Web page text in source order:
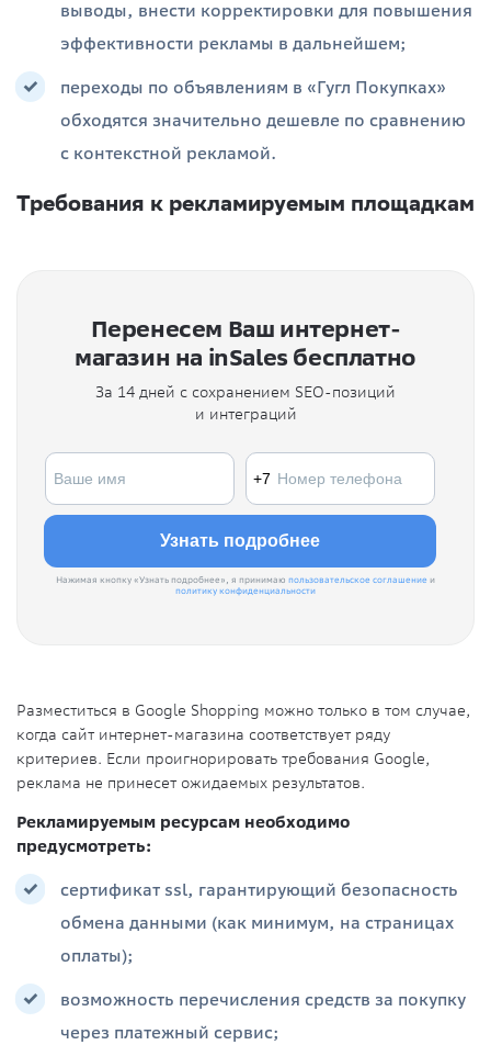
выводы, внести корректировки для повышения
эффективности рекламы в дальнейшем;
переходы по объявлениям в «Гугл Покупках»
обходятся значительно дешевле по сравнению
с контекстной рекламой.
Требования к рекламируемым площадкам
Перенесем Ваш интернет-
магазин на inSales бесплатно
За 14 дней с сохранением SEO-позиций
и интеграций
Нажимая кнопку «Узнать подробнее», я принимаю пользовательское соглашение и
политику конфиденциальности
Разместиться в Google Shopping можно только в том случае,
когда сайт интернет-магазина соответствует ряду
критериев. Если проигнорировать требования Google,
реклама не принесет ожидаемых результатов.
Рекламируемым ресурсам необходимо
предусмотреть:
сертификат ssl, гарантирующий безопасность
обмена данными (как минимум, на страницах
оплаты);
возможность перечисления средств за покупку
через платежный сервис;